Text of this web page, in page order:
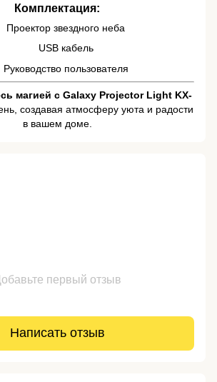
Комплектация:
Проектор звездного неба
USB кабель
Руководство пользователя
магией с Galaxy Projector Light KX-
создавая атмосферу уюта и радости
в вашем доме.
первый отзыв
Написать отзыв